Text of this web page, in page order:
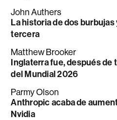
John Authers
La historia de dos burbujas
tercera
Matthew Brooker
Inglaterra fue, después de
del Mundial 2026
Parmy Olson
Anthropic acaba de
Nvidia